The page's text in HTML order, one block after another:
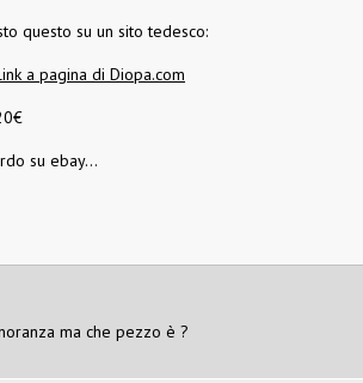
questo su un sito tedesco:
a pagina di Diopa.com
su ebay...
ma che pezzo è ?